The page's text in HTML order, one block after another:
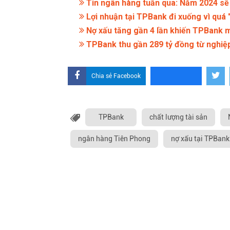
Tin ngân hàng tuần qua: Năm 2024
Lợi nhuận tại TPBank đi xuống vì quá
Nợ xấu tăng gần 4 lần khiến TPBank
TPBank thu gần 289 tỷ đồng từ
Chia sẻ Facebook
TPBank chất lượng tài sản
ngân hàng Tiên Phong nợ xấu tại TPBank